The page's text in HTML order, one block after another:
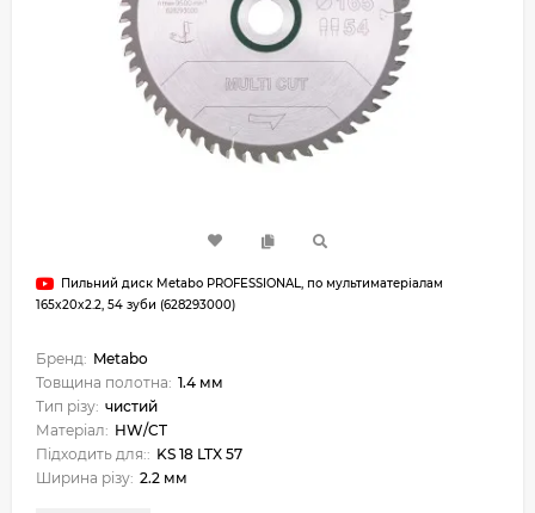
Пильний диск Metabo PROFESSIONAL, по мультиматеріалам
165x20x2.2, 54 зуби (628293000)
Бренд: Metabo
Товщина полотна: 1.4 мм
Тип різу: чистий
Матеріал: HW/CT
Підходить для:: KS 18 LTX 57
Ширина різу: 2.2 мм